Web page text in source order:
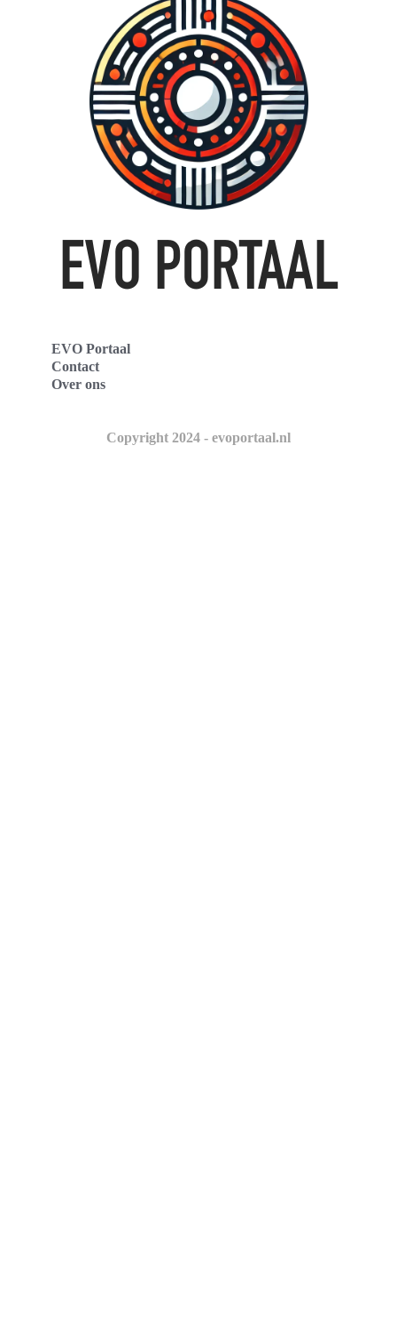
EVO Portaal
Contact
Over ons
Copyright 2024 - evoportaal.nl